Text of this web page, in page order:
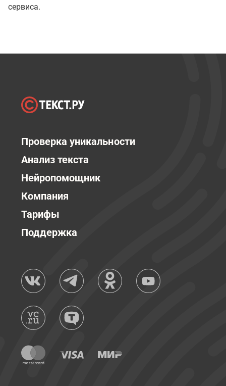
сервиса.
Проверка уникальности
Анализ текста
Нейропомощник
Компания
Тарифы
Поддержка